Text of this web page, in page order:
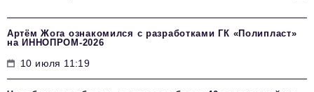
Артём Жога ознакомился с разработками ГК «Полипласт»
на ИННОПРОМ-2026
10 июля 11:19